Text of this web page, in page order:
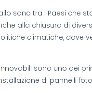
sono tra i Paesi che
alla chiusura di
climatiche, dove
sono uno dei
di pannelli